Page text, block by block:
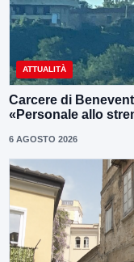
ATTUALITÀ
Carcere di
«Personale allo
6 AGOSTO 2026